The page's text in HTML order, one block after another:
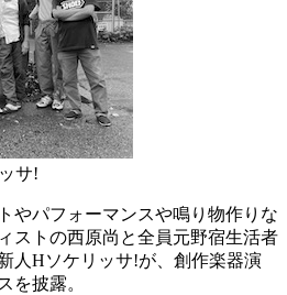
サ!
やパフォーマンスや鳴り物作りな
ストの西原尚と全員元野宿生活者
人Hソケリッサ!が、創作楽器演
を披露。